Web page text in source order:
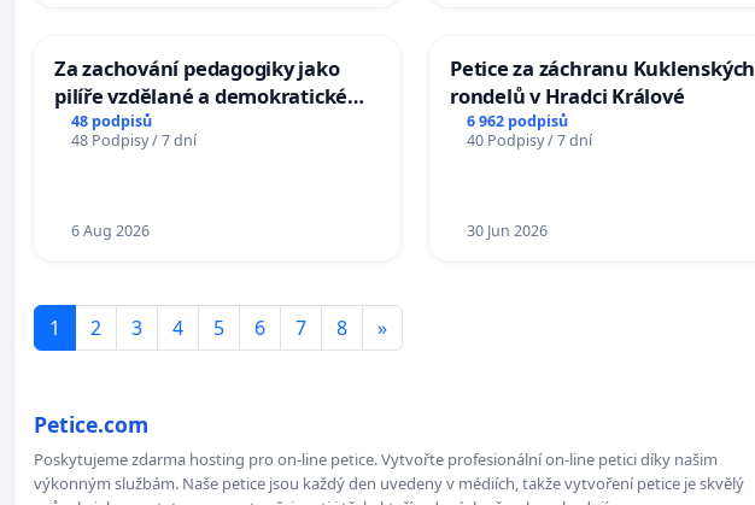
Za zachování pedagogiky jako
pilíře vzdělané a demokratické
společnosti
48 podpisů
48 Podpisy / 7 dní
6 Aug 2026
Petice za záchranu Kuklenských
rondelů v Hradci Králové
6 962 podpisů
40 Podpisy / 7 dní
30 Jun 2026
1 2 3 4 5 6 7 8 »
Petice.com
Poskytujeme zdarma hosting pro on-line petice. Vytvořte profesionální on-line petici díky našim
výkonným službám. Naše petice jsou každý den uvedeny v médiích, takže vytvoření petice je skvělý